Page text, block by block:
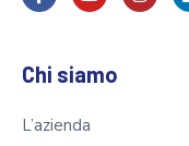
Chi siamo
L’azienda